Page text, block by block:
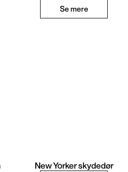
Se mere
New Yorker skydedør